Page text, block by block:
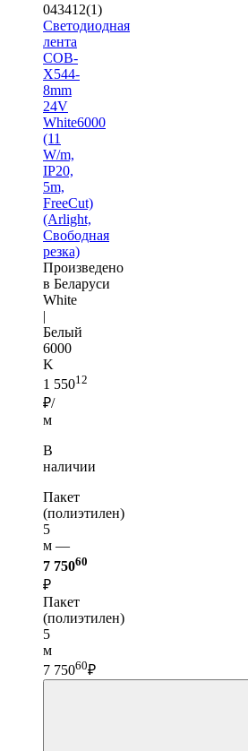
043412(1)
Светодиодная
лента
COB-
X544-
8mm
24V
White6000
(11
W/m,
IP20,
5m,
FreeCut)
(Arlight,
Свободная
резка)
Произведено
в Беларуси
White
|
Белый
6000
K
1 55012
₽/
м
В
наличии
Пакет
(полиэтилен)
5
м —
7 75060
₽
Пакет
(полиэтилен)
5
м
7 75060₽